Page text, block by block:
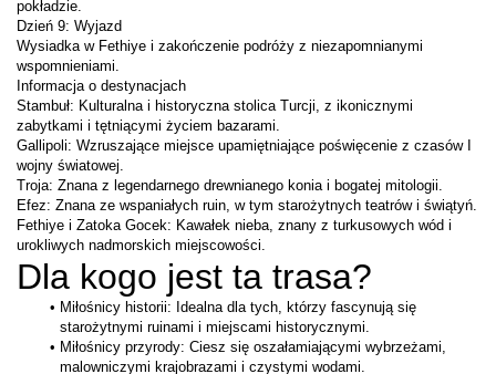
pokładzie.
Dzień 9: Wyjazd
Wysiadka w Fethiye i zakończenie podróży z niezapomnianymi
wspomnieniami.
Informacja o destynacjach
Stambuł: Kulturalna i historyczna stolica Turcji, z ikonicznymi
zabytkami i tętniącymi życiem bazarami.
Gallipoli: Wzruszające miejsce upamiętniające poświęcenie z czasów I
wojny światowej.
Troja: Znana z legendarnego drewnianego konia i bogatej mitologii.
Efez: Znana ze wspaniałych ruin, w tym starożytnych teatrów i świątyń.
Fethiye i Zatoka Gocek: Kawałek nieba, znany z turkusowych wód i
urokliwych nadmorskich miejscowości.
Dla kogo jest ta trasa?
Miłośnicy historii: Idealna dla tych, którzy fascynują się
starożytnymi ruinami i miejscami historycznymi.
Miłośnicy przyrody: Ciesz się oszałamiającymi wybrzeżami,
malowniczymi krajobrazami i czystymi wodami.